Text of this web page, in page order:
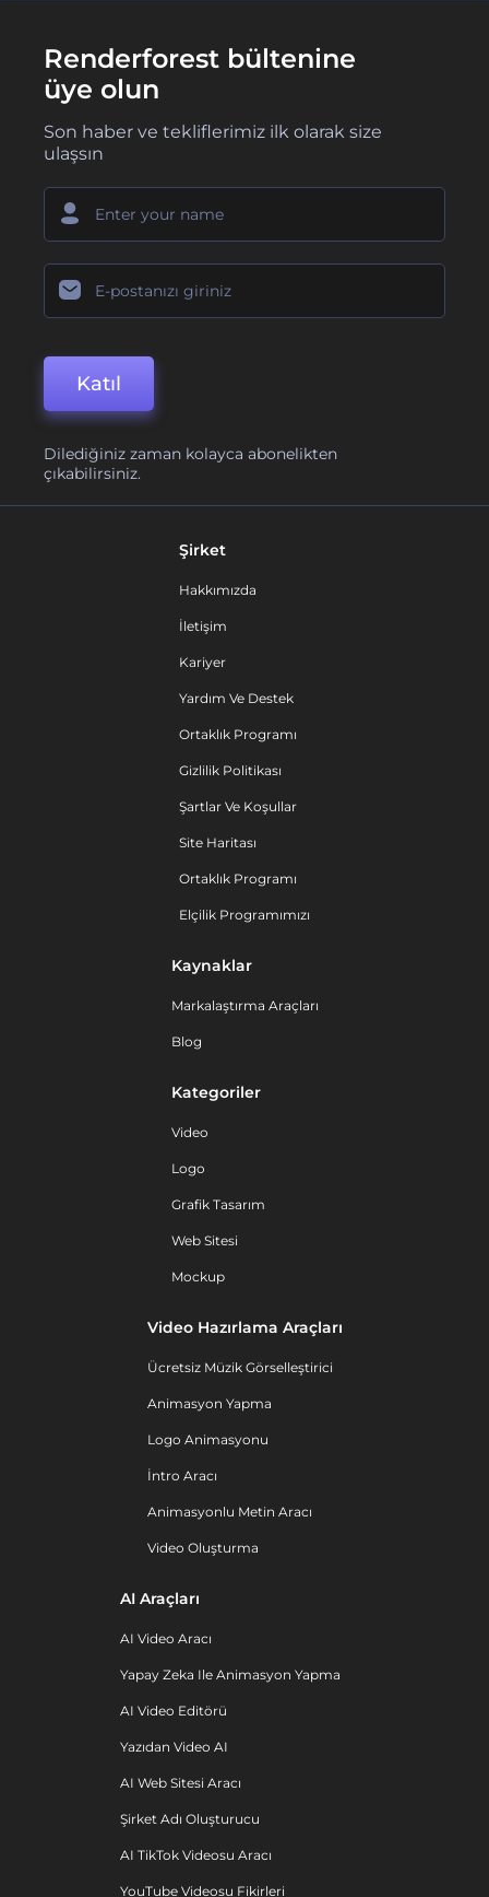
Renderforest bültenine
üye olun
Son haber ve tekliflerimiz ilk olarak size
ulaşsın
Katıl
Dilediğiniz zaman kolayca abonelikten
çıkabilirsiniz.
Şirket
Hakkımızda
İletişim
Kariyer
Yardım Ve Destek
Ortaklık Programı
Gizlilik Politikası
Şartlar Ve Koşullar
Site Haritası
Ortaklık Programı
Elçilik Programımızı
Kaynaklar
Markalaştırma Araçları
Blog
Kategoriler
Video
Logo
Grafik Tasarım
Web Sitesi
Mockup
Video Hazırlama Araçları
Ücretsiz Müzik Görselleştirici
Animasyon Yapma
Logo Animasyonu
İntro Aracı
Animasyonlu Metin Aracı
Video Oluşturma
AI Araçları
AI Video Aracı
Yapay Zeka Ile Animasyon Yapma
AI Video Editörü
Yazıdan Video AI
AI Web Sitesi Aracı
Şirket Adı Oluşturucu
AI TikTok Videosu Aracı
YouTube Videosu Fikirleri